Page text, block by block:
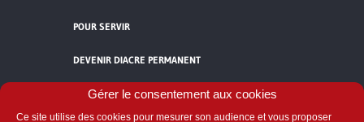
Gérer le consentement aux cookies
Ce site utilise des cookies pour mesurer son audience et vous proposer
POUR SERVIR
DEVENIR DIACRE PERMANENT
TÉMOIGNAGES